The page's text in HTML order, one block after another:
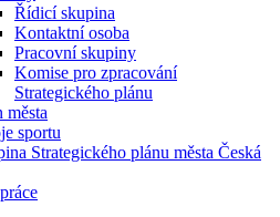
Řídicí skupina
Kontaktní osoba
Pracovní skupiny
Komise pro zpracování
Strategického plánu
města
sportu
Strategického plánu města Česká